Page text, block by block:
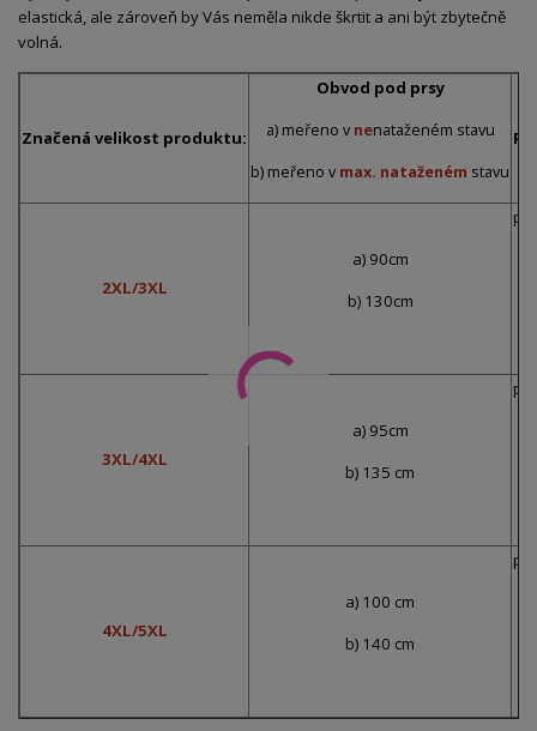
elastická, ale zároveň by Vás neměla nikde škrtit a ani být zbytečně
volná.
Značená velikost produktu:
Obvod pod prsy
a) meřeno v nenataženém stavu
b) meřeno v max. nataženém stavu
2XL/3XL
a) 90cm
b) 130cm
3XL/4XL
a) 95cm
b) 135 cm
4XL/5XL
a) 100 cm
b) 140 cm